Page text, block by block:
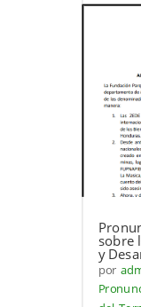
sobre
y
por